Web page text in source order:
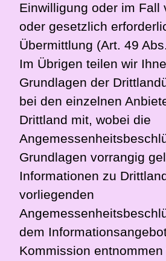
Einwilligung oder im Fall
oder gesetzlich
Übermittlung (Art. 49
Im Übrigen teilen wir
Grundlagen der
bei den einzelnen
Drittland mit, wobei die
Grundlagen vorrangig
Informationen zu
vorliegenden
dem
Kommission entnommen